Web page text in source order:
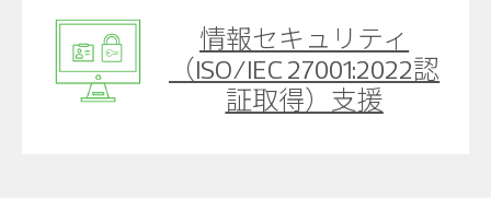
情報セキュリティ
（ISO/IEC 27001:2022認
証取得）支援